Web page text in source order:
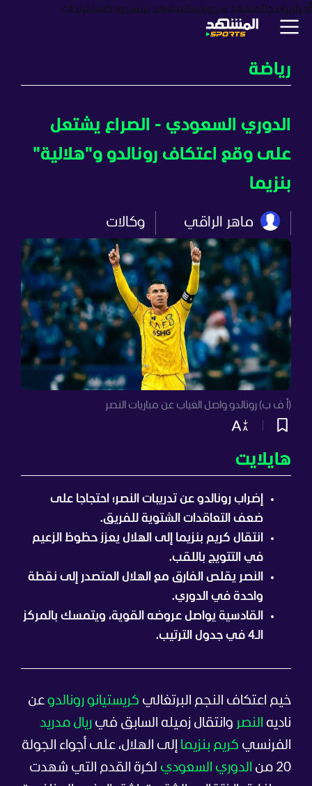
أخبار برامجالمشهد سبورتسالمشهد بزنسبودكاستترندات
رياضة
الدوري السعودي - الصراع يشتعل
على وقع اعتكاف رونالدو و"هلالية"
بنزيما
ماهر الراقي وكالات
(أ ف ب) رونالدو واصل الغياب عن مباريات النصر
هايلايت
إضراب رونالدو عن تدريبات النصر؛ احتجاجا على
ضعف التعاقدات الشتوية للفريق.
انتقال كريم بنزيما إلى الهلال يعزز حظوظ الزعيم
في التتويج باللقب.
النصر يقلص الفارق مع الهلال المتصدر إلى نقطة
واحدة في الدوري.
القادسية يواصل عروضه القوية، ويتمسك بالمركز
الـ4 في جدول الترتيب.
خيم اعتكاف النجم البرتغالي كريستيانو رونالدو عن
ناديه النصر وانتقال زميله السابق في ريال مدريد
الفرنسي كريم بنزيما إلى الهلال، على أجواء الجولة
20 من
الدوري السعودي لكرة القدم التي شهدت